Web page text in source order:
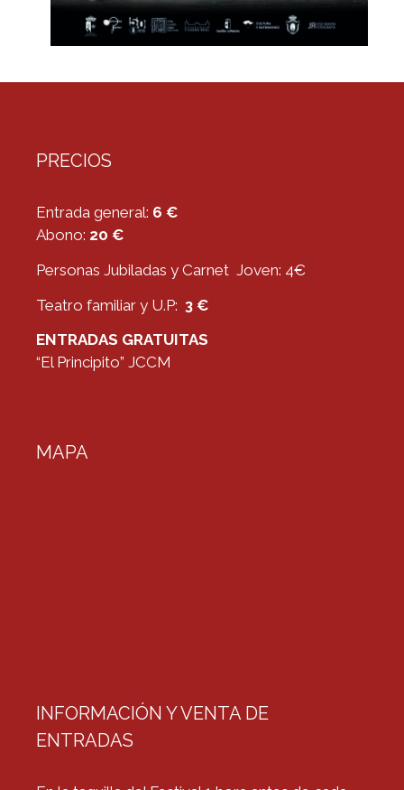
PRECIOS
Entrada general: 6 €
Abono: 20 €
Personas Jubiladas y Carnet Joven: 4€
Teatro familiar y U.P: 3 €
ENTRADAS GRATUITAS
“El Principito” JCCM
MAPA
INFORMACIÓN Y VENTA DE
ENTRADAS